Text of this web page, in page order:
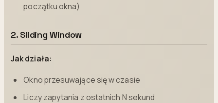
początku okna)
2. Sliding Window
Jak działa:
Okno przesuwające się w czasie
Liczy zapytania z ostatnich N sekund